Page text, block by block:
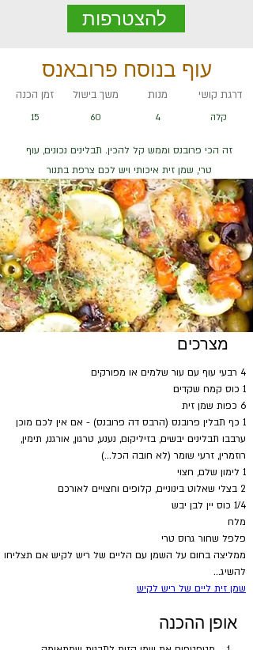
להצטרפות
עוף בנוסח פרובאנס
זמן הכנה
15
משך בישול
60
מנות
4
דרגת קושי
קלה
זה הכי פרובנס וממש קל להכין. תבלינים נכונים, עוף
טרי, שמן זית איכותי ויש לכם צרפת בתנור
מצרכים
4 רבעי עוף עם עור שלמים או מפורקים
1 כוס קמח שקדים
6 כפות שמן זית
1 כף תבלין פרובנס (הרבס דה פרובנס) - אם אין לכם מוכן
ערבבו תבלינים יבשים, בזיליקום, נענע, טרגון, אורגנו, תימין,
רוזמרין, זרעי שומר (לא חובה הכל...)
1 לימון שלם, חצוי
2 בצלי שאלוט בינוניים, קלופים וחצויים לאורכם
1/4 כוס יין לבן יבש
מלח
פלפל שחור גרוס טרי
ממליצה בחום על השמן עם הליים של ריש לקיש אם תצליחו
להשיג...
שמן זית ליים של ריש לקיש
אופן ההכנה